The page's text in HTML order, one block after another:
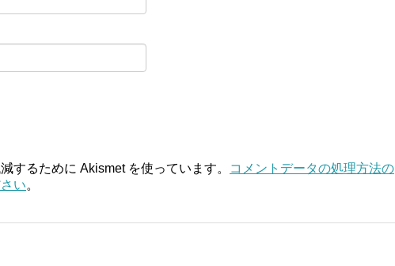
するために Akismet を使っています。
コメントデータの処理方法の
い。